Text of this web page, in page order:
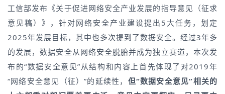
工信部发布《关于促进网络安全产业发展的指导意见（征求
意见稿）》，针对网络安全产业建设提出5大任务，划定
2025年发展目标，其中也多次提到了数据安全。经过3年多
的发展，数据安全从网络安全脱胎并成为独立赛道，本次发
布的“数据安全意见”从结构和内容上首先体现了对2019年
“网络安全意见（征）”的延续性， 但“数据安全意见”相关的